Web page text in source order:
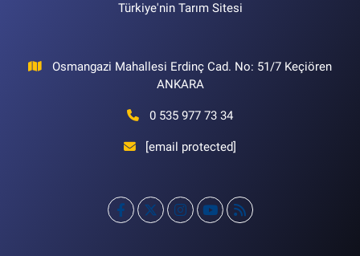
Türkiye'nin Tarım Sitesi
Osmangazi Mahallesi Erdinç Cad. No: 51/7 Keçiören
ANKARA
0 535 977 73 34
[email protected]